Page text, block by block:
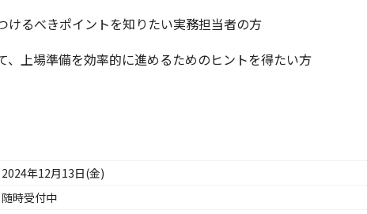
けるべきポイントを知りたい実務担当者の方
、上場準備を効率的に進めるためのヒントを得たい方
2024年12月13日(金)
随時受付中